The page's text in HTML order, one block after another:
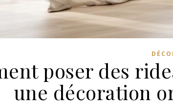
poser des
une décoration